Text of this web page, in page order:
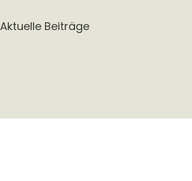
Aktuelle Beiträge